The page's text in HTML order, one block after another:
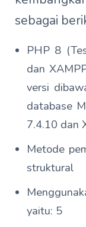
sebagai
PHP 8
dan
versi
database
7.4.10 dan
Metode
struktural
yaitu: 5